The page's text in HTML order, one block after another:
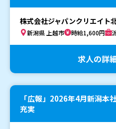
株式会社ジャパンクリエイト
新潟県 上越市 時給1,600円
求人の詳
「広報」2026年4月新潟
充実